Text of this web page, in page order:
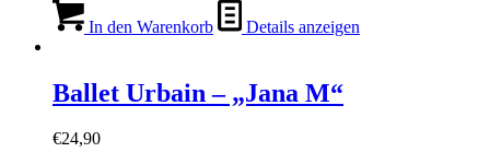
In den Warenkorb Details anzeigen
Ballet Urbain – „Jana M“
€24,90